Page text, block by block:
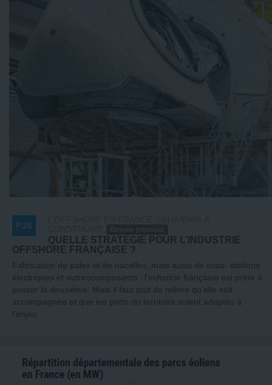
P.28
QUELLE STRATÉGIE POUR L’INDUSTRIE
OFFSHORE FRANÇAISE ?
Fabrication de pales et de nacelles, mais aussi de sous- stations
électriques et autrescomposants : l’industrie française est prête à
passer la deuxième. Mais il faut tout de même qu’elle soit
accompagnée et que les ports du territoire soient adaptés à
l’enjeu.